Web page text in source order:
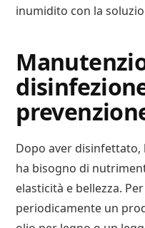
inumidito con la
Dopo aver disinfettato,
ha bisogno di
elasticità e bellezza.
periodicamente un